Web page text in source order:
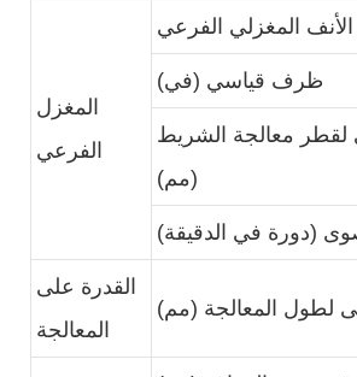
المغزل
الفرعي
الأنف المغزلي الفرعي
ظرف قياسي (في)
لقطر معالجة الشريط
(مم)
(دورة في الدقيقة)
القدرة على
المعالجة
لطول المعالجة (مم)